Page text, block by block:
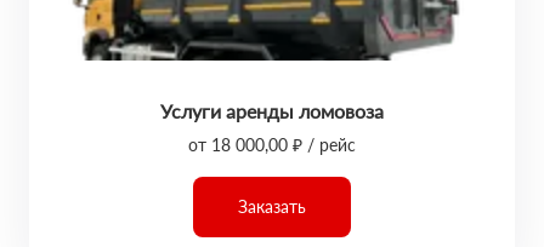
Услуги аренды ломовоза
от 18 000,00 ₽ / рейс
Заказать